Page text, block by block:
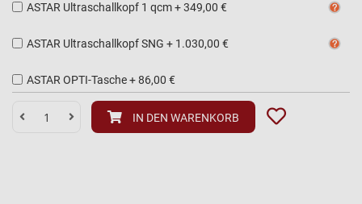
ASTAR Ultraschallkopf 1 qcm+349,00 €
ASTAR Ultraschallkopf SNG + 1.030,00 €
ASTAR OPTI-Tasche+86,00 €
IN DEN WARENKORB